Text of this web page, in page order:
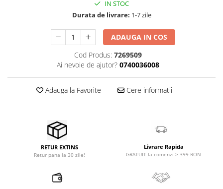
Microfoane de Suprafata
Microfoane de voce si live
Microfoane lavaliera si headset
Microfoane podcast, USB, iOS /
Microfoane pt Camere Video
Microfoane pt instalatii si
Microfoane stereo
Microfoane Suspendabile
Microfoane wireless si sisteme
Studio si inregistrari
IN STOC
Durata de livrare: 1-7 zile
ADAUGA IN COS
Cod Produs: 7269509
Ai nevoie de ajutor? 0740036008
Adauga la Favorite Cere informatii
RETUR EXTINS
Retur pana la 30 zile!
Livrare Rapida
GRATUIT la comenzi > 399 RON